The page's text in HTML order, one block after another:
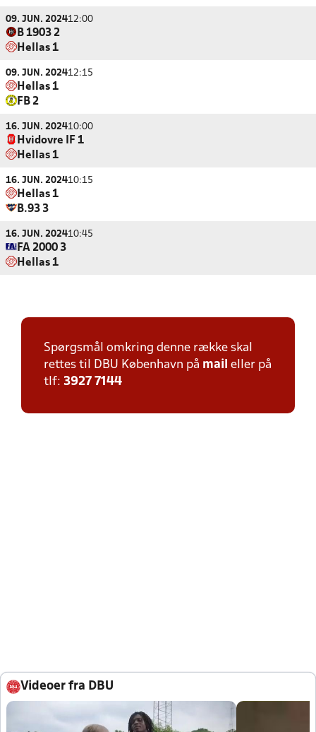
09. JUN. 202412:00
B 1903 2
Hellas 1
09. JUN. 202412:15
Hellas 1
FB 2
16. JUN. 202410:00
Hvidovre IF 1
Hellas 1
16. JUN. 202410:15
Hellas 1
B.93 3
16. JUN. 202410:45
FA 2000 3
Hellas 1
Spørgsmål omkring denne række skal
rettes til DBU København på mail eller på
tlf: 3927 7144
Videoer fra DBU